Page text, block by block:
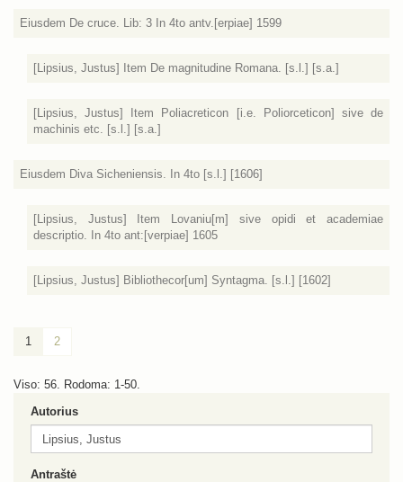
Eiusdem De cruce. Lib: 3 In 4to antv.[erpiae] 1599
[Lipsius, Justus] Item De magnitudine Romana. [s.l.] [s.a.]
[Lipsius, Justus] Item Poliacreticon [i.e. Poliorceticon] sive de
machinis etc. [s.l.] [s.a.]
Eiusdem Diva Sicheniensis. In 4to [s.l.] [1606]
[Lipsius, Justus] Item Lovaniu[m] sive opidi et academiae
descriptio. In 4to ant:[verpiae] 1605
[Lipsius, Justus] Bibliothecor[um] Syntagma. [s.l.] [1602]
1 2
Viso: 56. Rodoma: 1-50.
Autorius
Antraštė